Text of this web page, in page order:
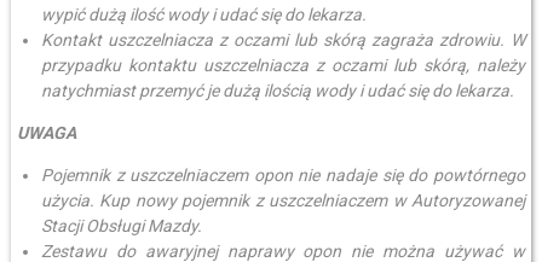
wypić dużą ilość wody i udać się do lekarza.
Kontakt uszczelniacza z oczami lub skórą zagraża zdrowiu. W
przypadku kontaktu uszczelniacza z oczami lub skórą, należy
natychmiast przemyć je dużą ilością wody i udać się do lekarza.
UWAGA
Pojemnik z uszczelniaczem opon nie nadaje się do powtórnego
użycia. Kup nowy pojemnik z uszczelniaczem w Autoryzowanej
Stacji Obsługi Mazdy.
Zestawu do awaryjnej naprawy opon nie można używać w